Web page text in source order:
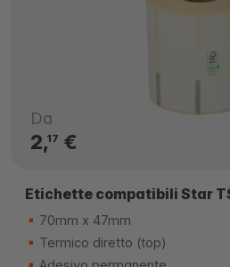
Da
2,17 €
Etichette compatibili Star
70mm x 47mm
Termico diretto (top)